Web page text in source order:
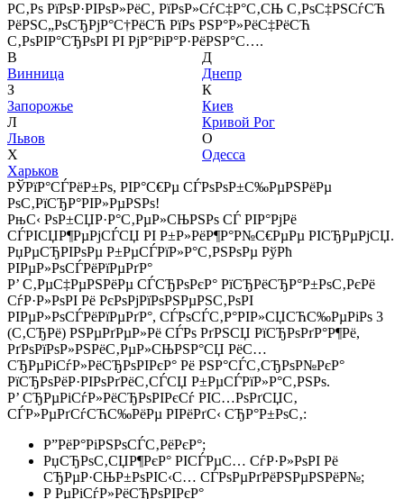
Р­С‚Рѕ РїРѕР·РІРѕР»РёС‚ РїРѕР»СѓС‡Р°С‚СЊ С‚РѕС‡РЅСѓСЋ
РёРЅС„РѕСЂРјР°С†РёСЋ РїРѕ РЅР°Р»РёС‡РёСЋ
С‚РѕРІР°СЂРѕРІ РІ РјР°РіР°Р·РёРЅР°С….
В
Винница
З
Запорожье
Л
Львов
Х
Харьков
Д
Днепр
К
Киев
Кривой Рог
О
Одесса
РЎРїР°СЃРёР±Рѕ, РІР°С€Рµ СЃРѕРѕР±С‰РµРЅРёРµ
РѕС‚РїСЂР°РІР»РµРЅРѕ!
РњС‹ РѕР±СЏР·Р°С‚РµР»СЊРЅРѕ СЃ РІР°РјРё
СЃРІСЏР¶РµРјСЃСЏ РІ Р±Р»РёР¶Р°Р№С€РµРµ РІСЂРµРјСЏ.
РџРµСЂРІРѕРµ Р±РµСЃРїР»Р°С‚РЅРѕРµ РўРћ
РІРµР»РѕСЃРёРїРµРґР°
Р’ С‚РµС‡РµРЅРёРµ СЃСЂРѕРєР° РїСЂРёСЂР°Р±РѕС‚РєРё
СѓР·Р»РѕРІ Рё РєРѕРјРїРѕРЅРµРЅС‚РѕРІ
РІРµР»РѕСЃРёРїРµРґР°, СЃРѕСЃС‚Р°РІР»СЏСЋС‰РµРіРѕ 3
(С‚СЂРё) РЅРµРґРµР»Рё СЃРѕ РґРЅСЏ РїСЂРѕРґР°Р¶Рё,
РґРѕРїРѕР»РЅРёС‚РµР»СЊРЅР°СЏ РёС…
СЂРµРіСѓР»РёСЂРѕРІРєР° Рё РЅР°СЃС‚СЂРѕР№РєР°
РїСЂРѕРёР·РІРѕРґРёС‚СЃСЏ Р±РµСЃРїР»Р°С‚РЅРѕ.
Р’ СЂРµРіСѓР»РёСЂРѕРІРєСѓ РІС…РѕРґСЏС‚
СЃР»РµРґСѓСЋС‰РёРµ РІРёРґС‹ СЂР°Р±РѕС‚:
Р”РёР°РіРЅРѕСЃС‚РёРєР°;
РџСЂРѕС‚СЏР¶РєР° РІСЃРµС… СѓР·Р»РѕРІ Рё
СЂРµР·СЊР±РѕРІС‹С… СЃРѕРµРґРёРЅРµРЅРёР№;
Р РµРіСѓР»РёСЂРѕРІРєР°